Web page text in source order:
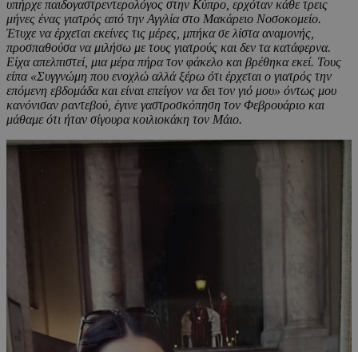
υπήρχε παιδογαστρεντερολόγος στην Κύπρο, ερχόταν κάθε τρεις
μήνες ένας γιατρός από την Αγγλία στο Μακάρειο Νοσοκομείο.
Έτυχε να έρχεται εκείνες τις μέρες, μπήκα σε λίστα αναμονής,
προσπαθούσα να μιλήσω με τους γιατρούς και δεν τα κατάφερνα.
Είχα απελπιστεί, μια μέρα πήρα τον φάκελο και βρέθηκα εκεί. Τους
είπα «Συγγνώμη που ενοχλώ αλλά ξέρω ότι έρχεται ο γιατρός την
επόμενη εβδομάδα και είναι επείγον να δει τον γιό μου» όντως μου
κανόνισαν ραντεβού, έγινε γαστροσκόπηση τον Φεβρουάριο και
μάθαμε ότι ήταν σίγουρα κοιλιοκάκη τον Μάιο.